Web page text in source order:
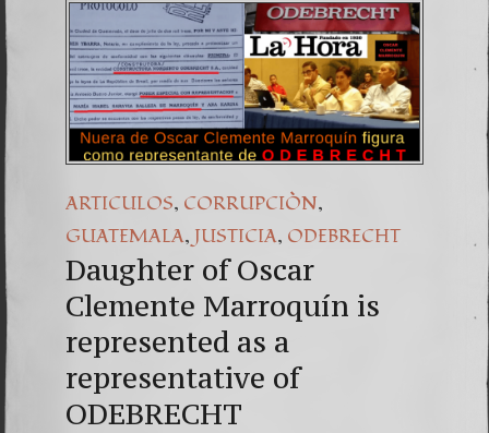
ARTICULOS, CORRUPCIÒN,
GUATEMALA, JUSTICIA, ODEBRECHT
Daughter of Oscar
Clemente Marroquín is
represented as a
representative of
ODEBRECHT